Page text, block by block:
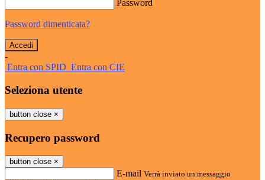
Password
Password dimenticata?
-
Entra con SPID Entra con CIE
Seleziona utente
button close ×
Recupero password
button close ×
E-mail Verrà inviato un messaggio